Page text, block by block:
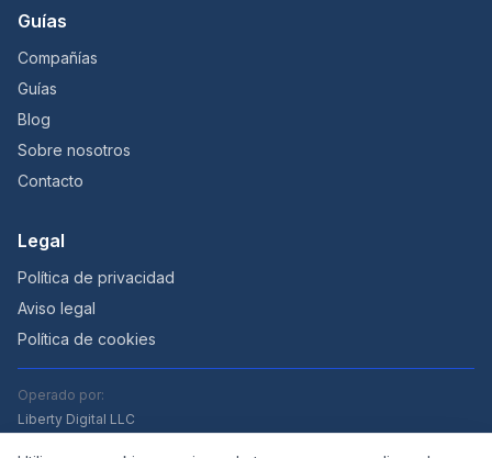
Guías
Compañías
Guías
Blog
Sobre nosotros
Contacto
Legal
Política de privacidad
Aviso legal
Política de cookies
Operado por:
Liberty Digital LLC